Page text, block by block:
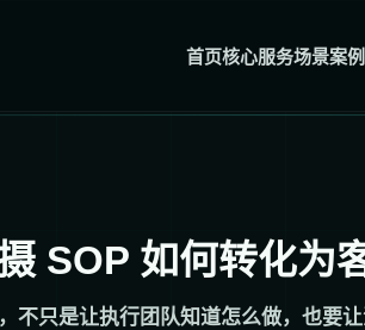
首页核心服务场景案例
SOP 如何转化为
不只是让执行团队知道怎么做，也要